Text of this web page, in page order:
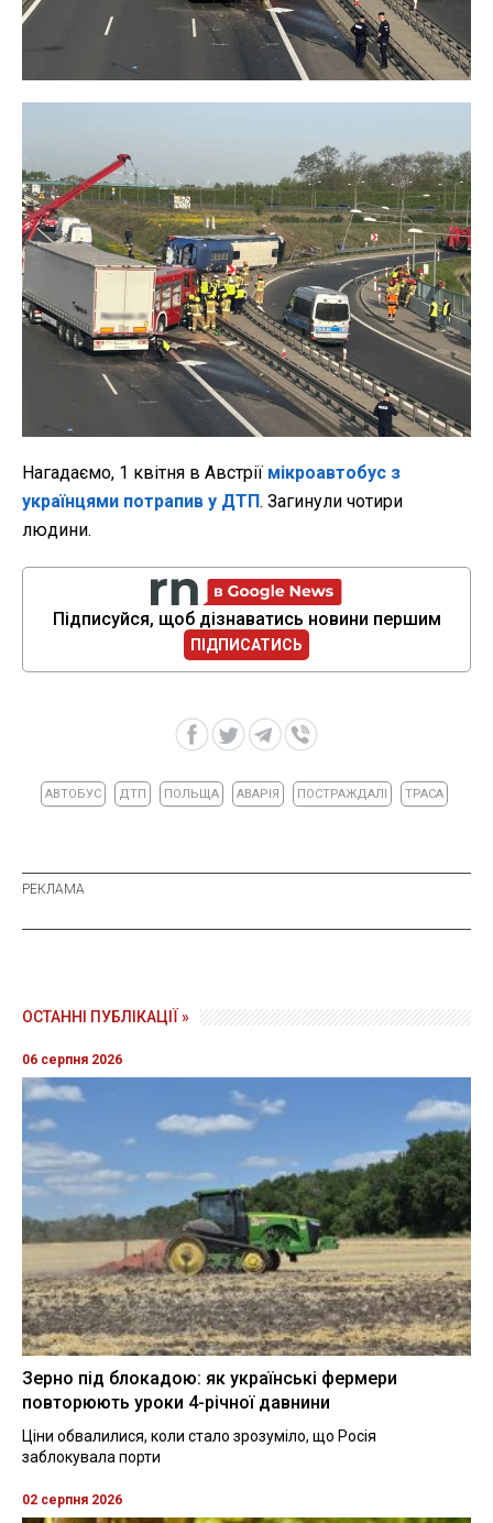
Нагадаємо, 1 квітня в Австрії мікроавтобус з
українцями потрапив у ДТП. Загинули чотири
людини.
Підписуйся, щоб дізнаватись новини першим
ПІДПИСАТИСЬ
АВТОБУС ДТП ПОЛЬЩА АВАРІЯ ПОСТРАЖДАЛІ ТРАСА
ОСТАННІ ПУБЛІКАЦІЇ »
06 серпня 2026
Зерно під блокадою: як українські фермери
повторюють уроки 4-річної давнини
Ціни обвалилися, коли стало зрозуміло, що Росія
заблокувала порти
02 серпня 2026